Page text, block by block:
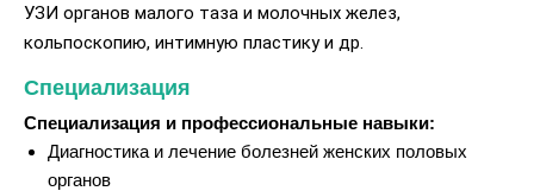
УЗИ органов малого таза и молочных желез,
кольпоскопию, интимную пластику и др.
Специализация
Специализация и профессиональные навыки:
Диагностика и лечение болезней женских половых
органов